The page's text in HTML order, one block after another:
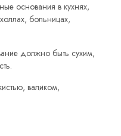
основания в кухнях,
больницах,
должно быть сухим,
валиком,